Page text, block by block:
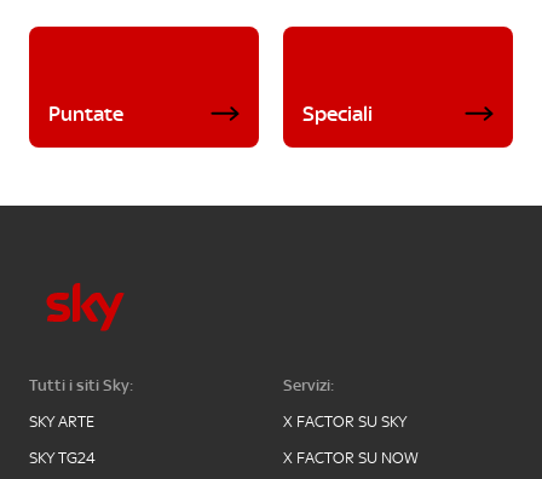
Puntate Speciali
Tutti i siti Sky:
SKY ARTE
SKY TG24
Servizi:
X FACTOR SU SKY
X FACTOR SU NOW